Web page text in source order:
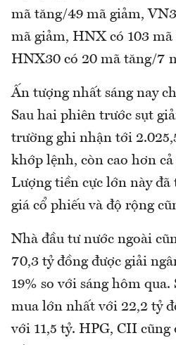
mã tăng/49 mã giảm,
mã giảm, HNX có 103
HNX30 có 20 mã tăng/7
Ấn tượng nhất sáng nay
Sau hai phiên trước sụt
trường ghi nhận tới
khớp lệnh, còn cao hơn
Lượng tiền cực lớn này đã
giá cổ phiếu và độ rộng
Nhà đầu tư nước ngoài
70,3 tỷ đồng được giải
19% so với sáng hôm
mua lớn nhất với 22,2 tỷ
với 11,5 tỷ. HPG, CII